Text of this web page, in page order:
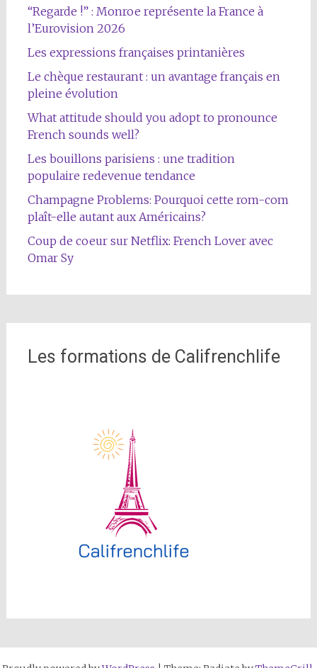
“Regarde !” : Monroe représente la France à
l’Eurovision 2026
Les expressions françaises printanières
Le chèque restaurant : un avantage français en
pleine évolution
What attitude should you adopt to pronounce
French sounds well?
Les bouillons parisiens : une tradition
populaire redevenue tendance
Champagne Problems: Pourquoi cette rom-com
plaît-elle autant aux Américains?
Coup de coeur sur Netflix: French Lover avec
Omar Sy
Les formations de Califrenchlife